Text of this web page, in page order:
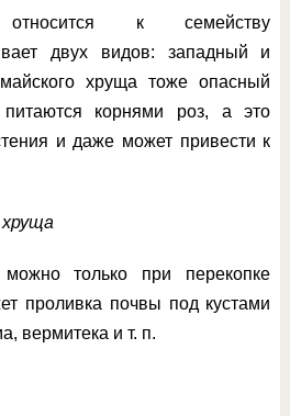
к семейству
двух видов: западный и
хруща тоже опасный
корнями роз, а это
и даже может привести к
можно только при перекопке
проливка почвы под кустами
вермитека и т. п.